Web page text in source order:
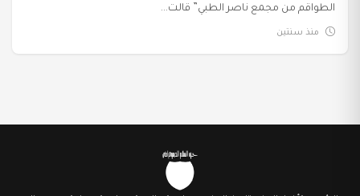
الطواقم من مجمع ناصر الطبي” قالت...
منذ سنتين